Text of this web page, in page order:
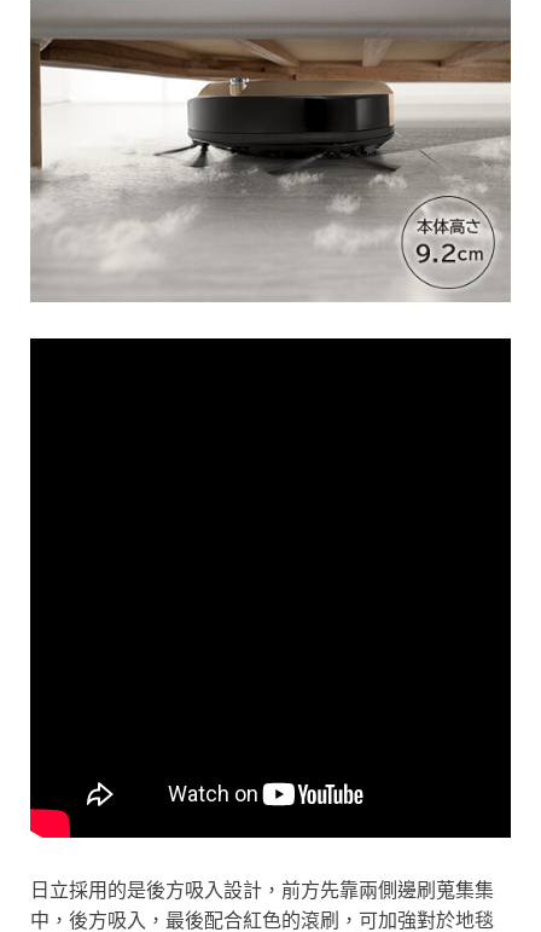
日立採用的是後方吸入設計，前方先靠兩側邊刷蒐集集
中，後方吸入，最後配合紅色的滾刷，可加強對於地毯